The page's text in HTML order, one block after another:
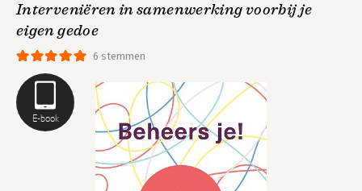
E-book
6 stemmen
Interveniëren in samenwerking voorbij je
eigen gedoe